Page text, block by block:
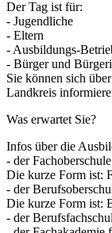
Der Tag ist für:
- Jugendliche
- Eltern
- Ausbildungs-
- Bürger und
Sie können sich
Landkreis
Was erwartet Sie?
Infos über die
- der Fachoberschule
Die kurze Form ist:
- der
Die kurze Form ist:
- der